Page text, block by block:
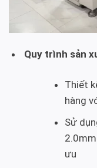
Quy trình sản
Thiết
hàng
Sử
ưu